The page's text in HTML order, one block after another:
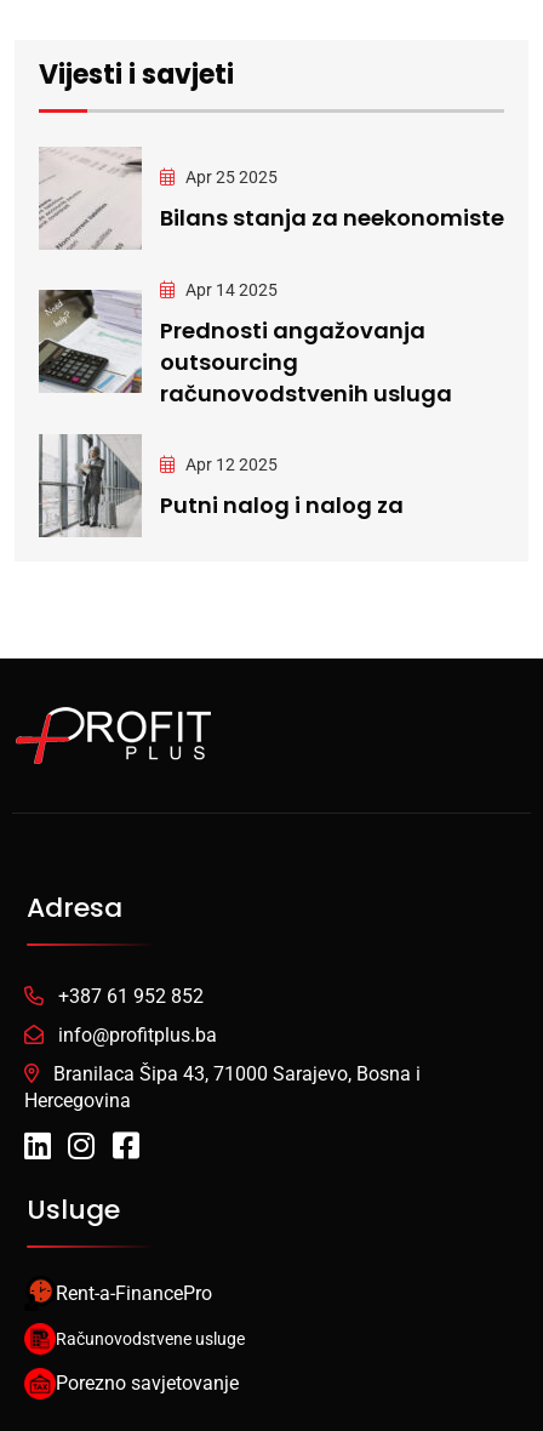
Vijesti i savjeti
Apr 25 2025
Bilans stanja za neekonomiste
Apr 14 2025
Prednosti angažovanja
outsourcing
računovodstvenih usluga
Apr 12 2025
Putni nalog i nalog za
Adresa
+387 61 952 852
info@profitplus.ba
Branilaca Šipa 43, 71000 Sarajevo, Bosna i
Hercegovina
Usluge
Rent-a-FinancePro
Računovodstvene usluge
Porezno savjetovanje